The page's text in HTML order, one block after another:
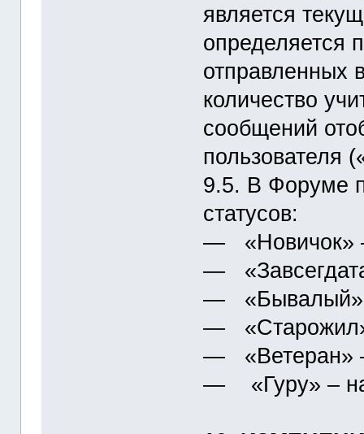
является
определяется
отправленных
количество
сообщений
пользователя
9.5. В Форуме
статусов:
― «Новичок»
―
― «Бывалый»
― «Старожил»
― «Ветеран»
― «Гуру» –